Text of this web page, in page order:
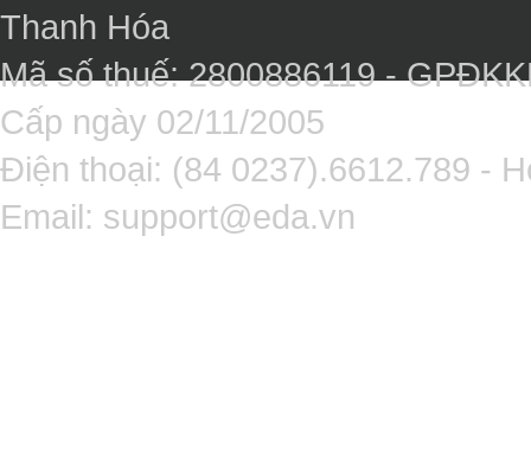
Thanh Hóa
Mã số thuế: 2800886119 -
Cấp ngày 02/11/2005
Điện thoại: (84 0237).6612.789 -
Email: support@eda.vn